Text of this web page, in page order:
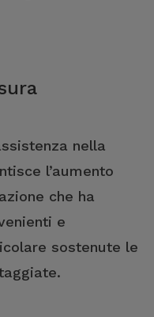
nella
l’aumento
che ha
e
sostenute le